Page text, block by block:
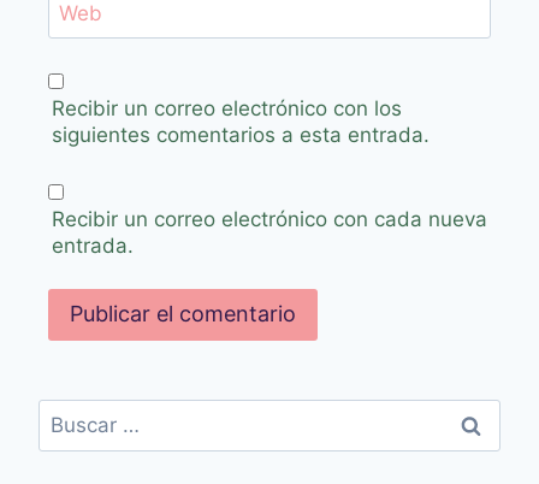
Web
Recibir un correo electrónico con los
siguientes comentarios a esta entrada.
Recibir un correo electrónico con cada nueva
entrada.